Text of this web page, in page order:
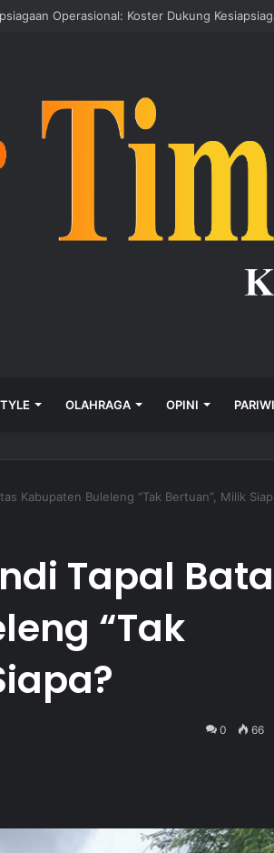
Operasional: Koster Dukung
OLAHRAGA OPINI
Kabupaten Buleleng “Tak Bertuan”, Milik
Tapal
“Tak
0 66